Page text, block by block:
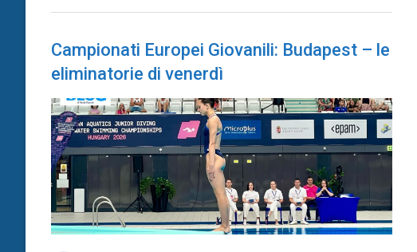
Campionati Europei Giovanili: Budapest – le
eliminatorie di venerdì